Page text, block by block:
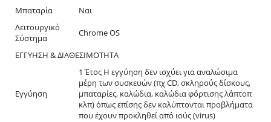
Μπαταρία
Ναι
Λειτουργικό
Σύστημα
Chrome OS
ΕΓΓΥΗΣΗ & ΔΙΑΘΕΣΙΜΟΤΗΤΑ
Εγγύηση
1 Έτος Η εγγύηση δεν ισχύει για αναλώσιμα
μέρη των συσκευών (πχ CD, σκληρούς δίσκους,
μπαταρίες, καλώδια, καλώδια φόρτισης λάπτοπ
κλπ) όπως επίσης δεν καλύπτονται προβλήματα
που έχουν προκληθεί από ιούς (virus)